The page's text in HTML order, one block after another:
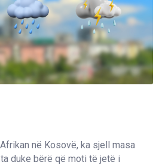
në Kosovë, ka sjell masa
duke bërë që moti të jetë i